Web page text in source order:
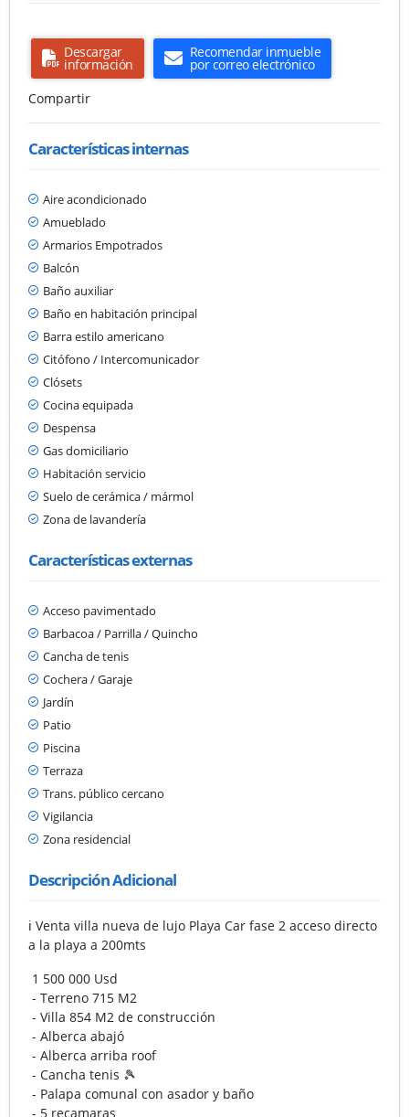
Descargar
información
Recomendar inmueble
por correo electrónico
Compartir
Características internas
Aire acondicionado
Amueblado
Armarios Empotrados
Balcón
Baño auxiliar
Baño en habitación principal
Barra estilo americano
Citófono / Intercomunicador
Clósets
Cocina equipada
Despensa
Gas domiciliario
Habitación servicio
Suelo de cerámica / mármol
Zona de lavandería
Características externas
Acceso pavimentado
Barbacoa / Parrilla / Quincho
Cancha de tenis
Cochera / Garaje
Jardín
Patio
Piscina
Terraza
Trans. público cercano
Vigilancia
Zona residencial
Descripción Adicional
ℹ️ Venta villa nueva de lujo Playa Car fase 2 acceso directo
a la playa a 200mts
1 500 000 Usd
- Terreno 715 M2
- Villa 854 M2 de construcción
- Alberca abajó
- Alberca arriba roof
- Cancha tenis 🎾
- Palapa comunal con asador y baño
- 5 recamaras